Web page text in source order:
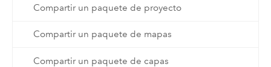
Compartir un paquete de proyecto
Compartir un paquete de mapas
Compartir un paquete de capas